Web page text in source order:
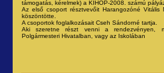
támogatás, kérelmek) a KIHOP-2008. számú
Az első csoport résztvevőit Harangozóné Vitális
köszöntötte.
A csoportok foglalkozásait Cseh Sándorné tartja.
Aki szeretne részt venni a rendezvényen,
Polgármesteri Hivatalban, vagy az Iskolában